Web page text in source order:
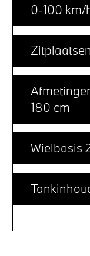
0-100 km/
180 cm
Wielbasis